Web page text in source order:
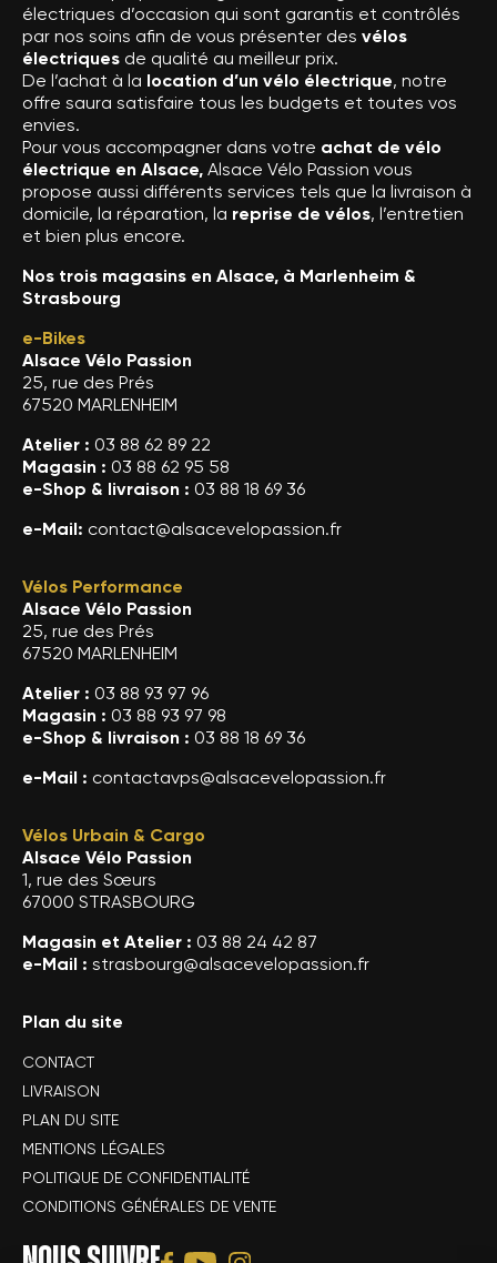
électriques d’occasion qui sont garantis et contrôlés
par nos soins afin de vous présenter des vélos
électriques de qualité au meilleur prix.
De l’achat à la location d’un vélo électrique, notre
offre saura satisfaire tous les budgets et toutes vos
envies.
Pour vous accompagner dans votre achat de vélo
électrique en Alsace, Alsace Vélo Passion vous
propose aussi différents services tels que la livraison à
domicile, la réparation, la reprise de vélos, l’entretien
et bien plus encore.
Nos trois magasins en Alsace, à Marlenheim &
Strasbourg
e-Bikes
Alsace Vélo Passion
25, rue des Prés
67520 MARLENHEIM
Atelier : 03 88 62 89 22
Magasin : 03 88 62 95 58
e-Shop & livraison : 03 88 18 69 36
e-Mail: contact@alsacevelopassion.fr
Vélos Performance
Alsace Vélo Passion
25, rue des Prés
67520 MARLENHEIM
Atelier : 03 88 93 97 96
Magasin : 03 88 93 97 98
e-Shop & livraison : 03 88 18 69 36
e-Mail : contactavps@alsacevelopassion.fr
Vélos Urbain & Cargo
Alsace Vélo Passion
1, rue des Sœurs
67000 STRASBOURG
Magasin et Atelier : 03 88 24 42 87
e-Mail : strasbourg@alsacevelopassion.fr
Plan du site
CONTACT
LIVRAISON
PLAN DU SITE
MENTIONS LÉGALES
POLITIQUE DE CONFIDENTIALITÉ
CONDITIONS GÉNÉRALES DE VENTE